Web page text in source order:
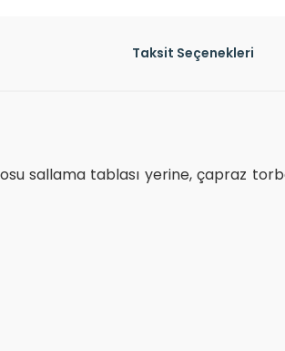
Taksit Seçenekleri
sallama tablası yerine, çapraz